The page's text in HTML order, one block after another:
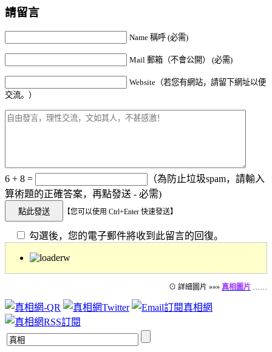
請留言
Name 稱呼 (必需)
Mail 郵箱（不會公開） (必需)
Website（若您有網站，請留下網址以便
交流。）
6 + 8 =
（為防止垃圾spam，請輸入
算術題的正確答案，再點發送 - 必需)
【您可以使用 Ctrl+Enter 快速發送】
勾選後，您的電子郵件將收到此留言的回復。
⊙ 詳細圖片 »»» 真相圖片 ……